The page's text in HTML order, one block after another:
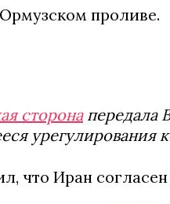
проливе.
сторонапередала
урегулирования
что Иран согласен